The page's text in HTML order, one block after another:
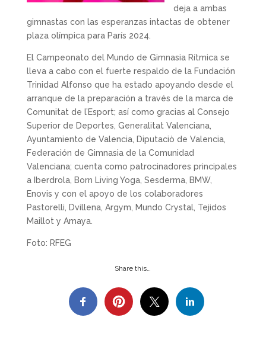
deja a ambas
gimnastas con las esperanzas intactas de obtener
plaza olímpica para París 2024.
El Campeonato del Mundo de Gimnasia Rítmica se
lleva a cabo con el fuerte respaldo de la Fundación
Trinidad Alfonso que ha estado apoyando desde el
arranque de la preparación a través de la marca de
Comunitat de l’Esport; así como gracias al Consejo
Superior de Deportes, Generalitat Valenciana,
Ayuntamiento de Valencia, Diputaciò de Valencia,
Federación de Gimnasia de la Comunidad
Valenciana; cuenta como patrocinadores principales
a Iberdrola, Born Living Yoga, Sesderma, BMW,
Enovis y con el apoyo de los colaboradores
Pastorelli, Dvillena, Argym, Mundo Crystal, Tejidos
Maillot y Amaya.
Foto: RFEG
Share this…